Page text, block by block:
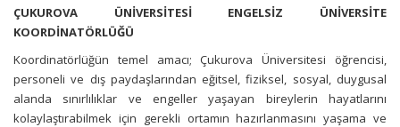
ÇUKUROVA ÜNİVERSİTESİ ENGELSİZ ÜNİVERSİTE
KOORDİNATÖRLÜĞÜ
Koordinatörlüğün temel amacı; Çukurova Üniversitesi öğrencisi,
personeli ve dış paydaşlarından eğitsel, fiziksel, sosyal, duygusal
alanda sınırlılıklar ve engeller yaşayan bireylerin hayatlarını
kolaylaştırabilmek için gerekli ortamın hazırlanmasını yaşama ve